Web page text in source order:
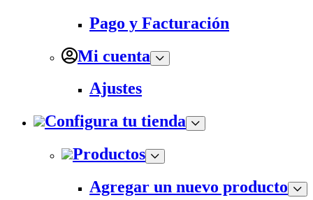
Pago y Facturación
Mi cuenta
Ajustes
Configura tu tienda
Productos
Agregar un nuevo producto